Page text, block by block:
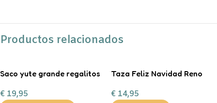
Productos relacionados
Saco yute grande regalitos
€ 19,95
Taza Feliz Navidad Reno
chocolate a la taza, nubes y
€ 14,95